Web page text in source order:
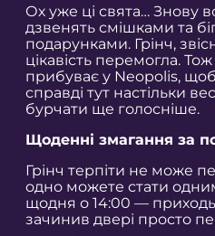
Ох уже ці свята… Знову
дзвенять смішками та
подарунками. Грінч,
цікавість перемогла.
прибуває у Neopolis,
справді тут настільки
бурчати ще голосніше.
Щоденні змагання за
Грінч терпіти не може
одно можете стати
щодня о 14:00 —
зачинив двері просто